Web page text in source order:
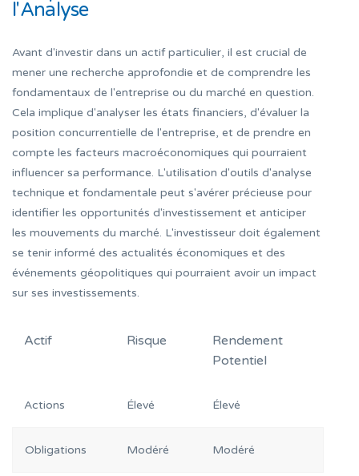
l'Analyse
Avant d'investir dans un actif particulier, il est crucial de
mener une recherche approfondie et de comprendre les
fondamentaux de l'entreprise ou du marché en question.
Cela implique d'analyser les états financiers, d'évaluer la
position concurrentielle de l'entreprise, et de prendre en
compte les facteurs macroéconomiques qui pourraient
influencer sa performance. L'utilisation d'outils d'analyse
technique et fondamentale peut s'avérer précieuse pour
identifier les opportunités d'investissement et anticiper
les mouvements du marché. L'investisseur doit également
se tenir informé des actualités économiques et des
événements géopolitiques qui pourraient avoir un impact
sur ses investissements.
Actif Risque
Rendement
Potentiel
Actions Élevé Élevé
Obligations Modéré Modéré